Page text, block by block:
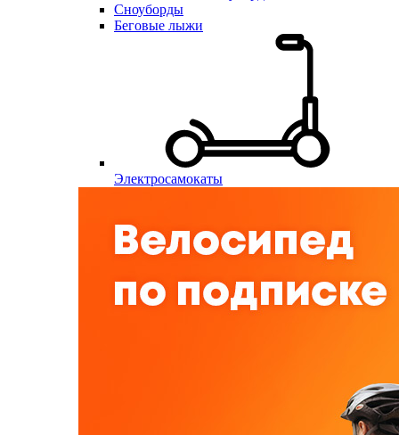
Сноуборды
Беговые лыжи
Электросамокаты